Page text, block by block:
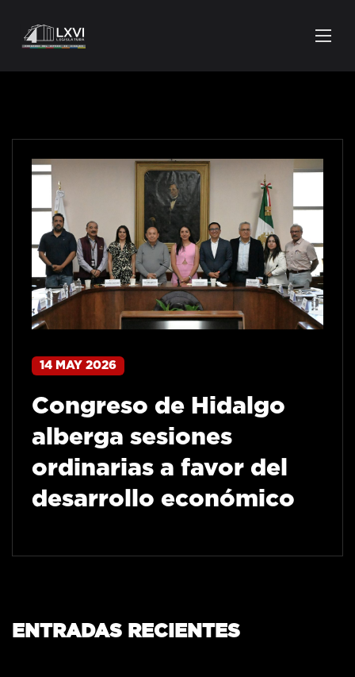
14 MAY 2026
Congreso de Hidalgo
alberga sesiones
ordinarias a favor del
desarrollo económico
ENTRADAS RECIENTES